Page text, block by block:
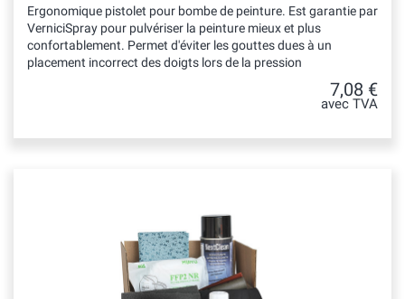
Ergonomique pistolet pour bombe de peinture. Est garantie par
VerniciSpray pour pulvériser la peinture mieux et plus
confortablement. Permet d'éviter les gouttes dues à un
placement incorrect des doigts lors de la pression
7,08 €
avec TVA